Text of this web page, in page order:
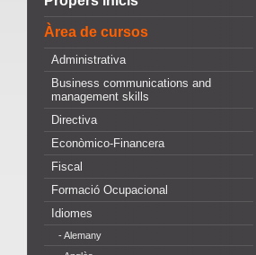
Àrea de cursos
Administrativa
Business communications and
management skills
Directiva
Econòmico-Financera
Fiscal
Formació Ocupacional
Idiomes
- Alemany